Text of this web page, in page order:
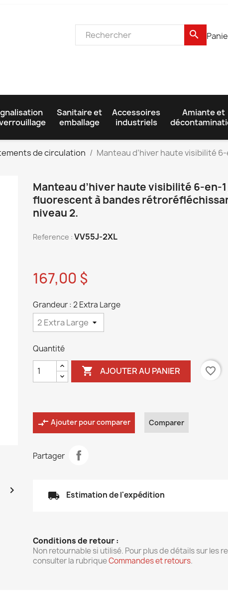
search
Sanitaire et
emballage
Accessoires
industriels
Amiante et
de circulation
Manteau d’hiver haute visibilité

Manteau d’hiver haute visibilité 6-en-
fluorescent à bandes
niveau 2.
Reference : VV55J-2XL
167,00 $
Grandeur : 2 Extra Large
Quantité
 AJOUTER AU PANIER favorite_border
compare_arrows Ajouter pour comparer Comparer
Partager
local_shipping Estimation de l'expédition
Conditions de retour :
Non retournable si utilisé. Pour plus de détails sur les
consulter la rubriqueCommandes et retours.